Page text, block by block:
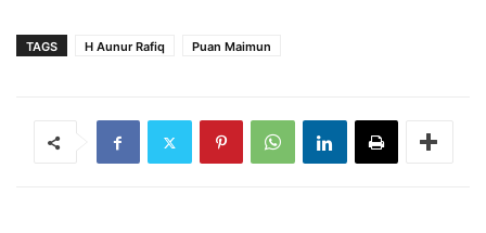
TAGS H Aunur Rafiq Puan Maimun